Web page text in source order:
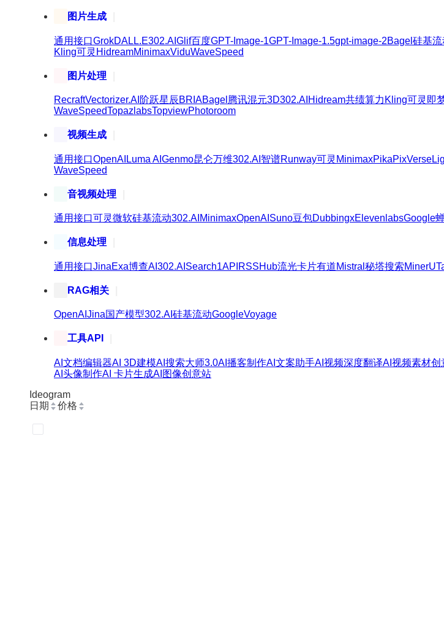
图片生成
通用接口GrokDALL.E302.AI Glif百度GPT-Image-1GPT-Image-1.5gpt-image-2Bagel 硅基流
Kling可灵 HidreamMinimaxViduWaveSpeed
图片处理
RecraftVectorizer.AI 阶跃星辰BRIABagel 腾讯混元3D302.AI Hidream共绩算力 Kling可灵 即
WaveSpeedTopazlabsTopviewPhotoroom
视频生成
通用接口OpenAI Luma AI Genmo昆仑万维302.AI 智谱Runway可灵 MinimaxPikaPixVerse
WaveSpeed
音视频处理
通用接口可灵微软硅基流动302.AI MinimaxOpenAI Suno豆包DubbingxElevenlabsGoogle
信息处理
通用接口JinaExa博查AI 302.AI Search1API RSSHub流光卡片有道Mistral 秘塔搜索MinerU
RAG相关
OpenAI Jina国产模型302.AI 硅基流动GoogleVoyage
工具API
AI文档编辑器AI 3D建模AI搜索大师3.0AI播客制作AI文案助手AI视频深度翻译AI视频素材创
AI头像制作AI 卡片生成AI图像创意站
Ideogram
日期
价格